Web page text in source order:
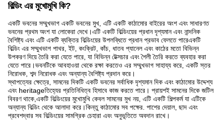
বিল্ডিং এর মুখোমুখি কি?
একটি ভবনের সম্মুখভাগ একটি ভবনের মুখ, এটি একটি কাঠামোর বাইরের অংশ এবং সাধারণত
ভবনের প্রথম অংশ যা লোকেরা দেখে।এটি একটি বিল্ডিংয়ের প্রধান দৃশ্যমান এবং নান্দনিক
বৈশিষ্ট্য এবং এটি একটি ব্যক্তির বিল্ডিংয়ের উপলব্ধিতে প্রধান প্রভাব ফেলতে পারেএকটি
বিল্ডিং এর সম্মুখভাগ পাথর, ইট, কংক্রিট, কাঁচ, ধাতব প্যানেল এবং কাঠের মতো বিভিন্ন
উপকরণ দিয়ে তৈরি করা যেতে পারে, যা বিভিন্ন টেক্সচার এবং শৈলী তৈরি করতে ব্যবহার করা
যেতে পারে।ভবনটিকে আবহাওয়া থেকে রক্ষা করতেও এর সম্মুখভাগ সাহায্য করে, একটি স্তর
নিরোধক, শব্দ নিরোধক এবং অন্যান্য বৈশিষ্ট্য প্রদান করে।
স্থাপত্যের ক্ষেত্রে, সামনের দিকটি একটি ভবনের সর্বাধিক দৃশ্যমান দিক এবং কাঠামোর উদ্দেশ্য
এবং heritageতিহ্যের প্রতিনিধিত্ব হিসাবে কাজ করতে পারে। প্রায়শই সামনের দিকে জটিল
বিবরণ থাকে,একটি বিল্ডিংয়ের মুখোমুখি কেবল সামনের মুখ নয়, এটি একটি শিল্পকর্ম যা এটিকে
অন্যান্য বিল্ডিং থেকে আলাদা করে।কিন্তু কাঠামোর সব পক্ষের. পাশের দেয়াল, ছাদ এবং
প্রবেশদ্বার সব বিল্ডিংয়ের সামগ্রিক চেহারা এবং অনুভূতিতে অবদান রাখে।